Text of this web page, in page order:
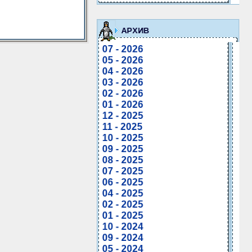
АРХИВ
07 - 2026
05 - 2026
04 - 2026
03 - 2026
02 - 2026
01 - 2026
12 - 2025
11 - 2025
10 - 2025
09 - 2025
08 - 2025
07 - 2025
06 - 2025
04 - 2025
02 - 2025
01 - 2025
10 - 2024
09 - 2024
05 - 2024